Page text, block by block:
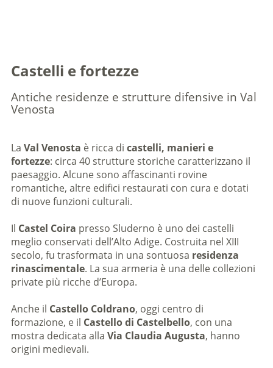
Castelli e fortezze
Antiche residenze e strutture difensive in Val
Venosta
La Val Venosta è ricca di castelli, manieri e
fortezze: circa 40 strutture storiche caratterizzano il
paesaggio. Alcune sono affascinanti rovine
romantiche, altre edifici restaurati con cura e dotati
di nuove funzioni culturali.
Il Castel Coira presso Sluderno è uno dei castelli
meglio conservati dell’Alto Adige. Costruita nel XIII
secolo, fu trasformata in una sontuosa residenza
rinascimentale. La sua armeria è una delle collezioni
private più ricche d’Europa.
Anche il Castello Coldrano, oggi centro di
formazione, e il Castello di Castelbello, con una
mostra dedicata alla Via Claudia Augusta, hanno
origini medievali.